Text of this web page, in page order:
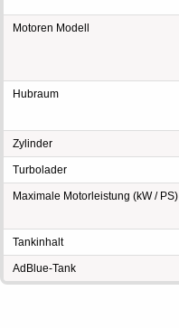
Motoren Modell
Hubraum
Zylinder
Turbolader
Maximale Motorleistung (kW / PS)
Tankinhalt
AdBlue-Tank